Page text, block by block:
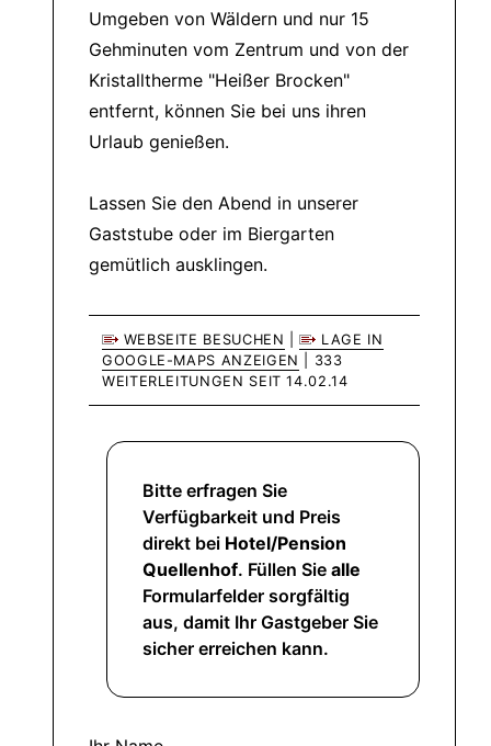
Umgeben von Wäldern und nur 15
Gehminuten vom Zentrum und von der
Kristalltherme "Heißer Brocken"
entfernt, können Sie bei uns ihren
Urlaub genießen.
Lassen Sie den Abend in unserer
Gaststube oder im Biergarten
gemütlich ausklingen.
WEBSEITE BESUCHEN |
LAGE IN
GOOGLE-MAPS ANZEIGEN
| 333
WEITERLEITUNGEN SEIT 14.02.14
Bitte erfragen Sie
Verfügbarkeit und Preis
direkt bei Hotel/Pension
Quellenhof. Füllen Sie alle
Formularfelder sorgfältig
aus, damit Ihr Gastgeber Sie
sicher erreichen kann.